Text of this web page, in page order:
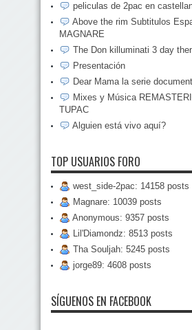
peliculas de 2pac en
Above the rim Subtitulos
MAGNARE
The Don killuminati 3 day
Presentación
Dear Mama la serie
Mixes y Música
TUPAC
Alguien está vivo aquí?
TOP USUARIOS FORO
west_side-2pac: 14158 posts
Magnare: 10039 posts
Anonymous: 9357 posts
Lil'Diamondz: 8513 posts
Tha Souljah: 5245 posts
jorge89: 4608 posts
SÍGUENOS EN FACEBOOK